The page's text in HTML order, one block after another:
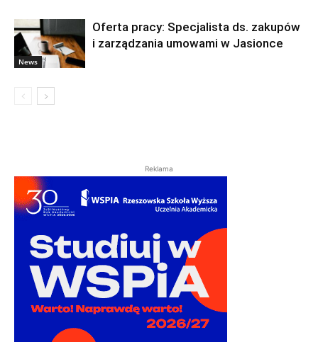
News
Oferta pracy: Specjalista ds. zakupów
i zarządzania umowami w Jasionce
Reklama